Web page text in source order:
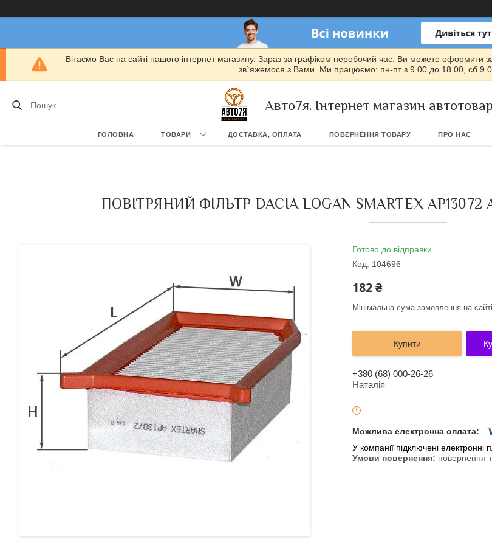
Вітаємо Вас на сайті нашого інтернет магазину. Зараз за графіком неробочий час. Ви можете оформити
зв`яжемося з Вами. Ми працюємо: пн-пт з 9.00 до 18.00, сб
Авто7я. Інтернет магазин
ГОЛОВНА ТОВАРИ ДОСТАВКА, ОПЛАТА ПОВЕРНЕННЯ ТОВАРУ ПРО НАС
ПОВІТРЯНИЙ ФІЛЬТР DACIA LOGAN SMARTEX
Готово до відправки
Код: 104696
182 ₴
Мінімальна сума замовлення на
Купити
+380 (68) 000-26-26
Наталія
У компанії підключені
повернення